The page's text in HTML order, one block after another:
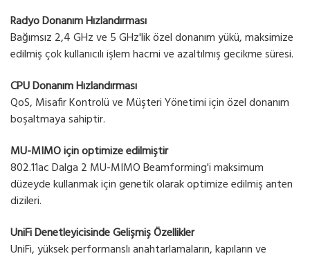
Radyo Donanım Hızlandırması
Bağımsız 2,4 GHz ve 5 GHz'lik özel donanım yükü, maksimize
edilmiş çok kullanıcılı işlem hacmi ve azaltılmış gecikme süresi.
CPU Donanım Hızlandırması
QoS, Misafir Kontrolü ve Müşteri Yönetimi için özel donanım
boşaltmaya sahiptir.
MU-MIMO için optimize edilmiştir
802.11ac Dalga 2 MU-MIMO Beamforming'i maksimum
düzeyde kullanmak için genetik olarak optimize edilmiş anten
dizileri.
UniFi Denetleyicisinde Gelişmiş Özellikler
UniFi, yüksek performanslı anahtarlamaların, kapıların ve